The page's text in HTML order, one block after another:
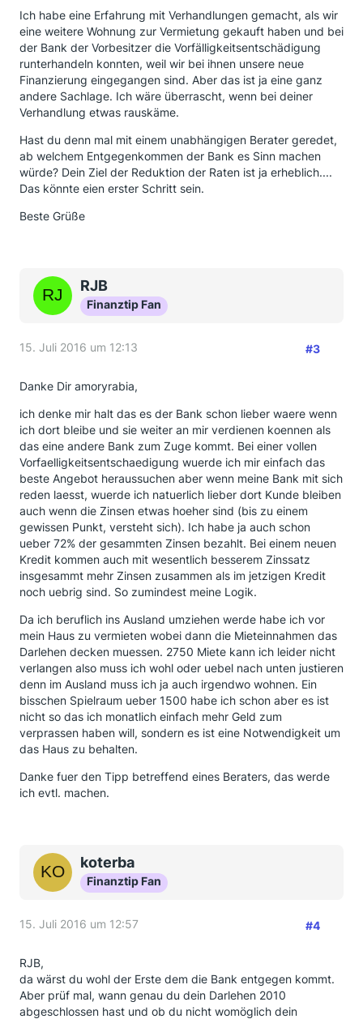
Ich habe eine Erfahrung mit Verhandlungen gemacht, als wir
eine weitere Wohnung zur Vermietung gekauft haben und bei
der Bank der Vorbesitzer die Vorfälligkeitsentschädigung
runterhandeln konnten, weil wir bei ihnen unsere neue
Finanzierung eingegangen sind. Aber das ist ja eine ganz
andere Sachlage. Ich wäre überrascht, wenn bei deiner
Verhandlung etwas rauskäme.
Hast du denn mal mit einem unabhängigen Berater geredet,
ab welchem Entgegenkommen der Bank es Sinn machen
würde? Dein Ziel der Reduktion der Raten ist ja erheblich....
Das könnte eien erster Schritt sein.
Beste Grüße
RJB
Finanztip Fan
15. Juli 2016 um 12:13 #3
Danke Dir amoryrabia,
ich denke mir halt das es der Bank schon lieber waere wenn
ich dort bleibe und sie weiter an mir verdienen koennen als
das eine andere Bank zum Zuge kommt. Bei einer vollen
Vorfaelligkeitsentschaedigung wuerde ich mir einfach das
beste Angebot heraussuchen aber wenn meine Bank mit sich
reden laesst, wuerde ich natuerlich lieber dort Kunde bleiben
auch wenn die Zinsen etwas hoeher sind (bis zu einem
gewissen Punkt, versteht sich). Ich habe ja auch schon
ueber 72% der gesammten Zinsen bezahlt. Bei einem neuen
Kredit kommen auch mit wesentlich besserem Zinssatz
insgesammt mehr Zinsen zusammen als im jetzigen Kredit
noch uebrig sind. So zumindest meine Logik.
Da ich beruflich ins Ausland umziehen werde habe ich vor
mein Haus zu vermieten wobei dann die Mieteinnahmen das
Darlehen decken muessen. 2750 Miete kann ich leider nicht
verlangen also muss ich wohl oder uebel nach unten justieren
denn im Ausland muss ich ja auch irgendwo wohnen. Ein
bisschen Spielraum ueber 1500 habe ich schon aber es ist
nicht so das ich monatlich einfach mehr Geld zum
verprassen haben will, sondern es ist eine Notwendigkeit um
das Haus zu behalten.
Danke fuer den Tipp betreffend eines Beraters, das werde
ich evtl. machen.
koterba
Finanztip Fan
15. Juli 2016 um 12:57 #4
RJB,
da wärst du wohl der Erste dem die Bank entgegen kommt.
Aber prüf mal, wann genau du dein Darlehen 2010
abgeschlossen hast und ob du nicht womöglich dein